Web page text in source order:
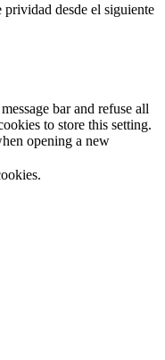
prividad desde el siguiente
bar and refuse all
to store this setting.
opening a new